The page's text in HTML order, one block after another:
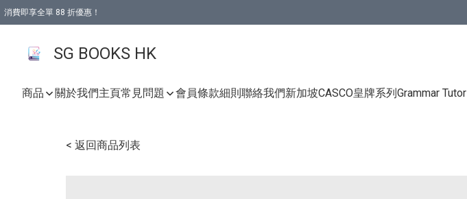
消費即享全單 88 折優惠！
SG BOOKS HK
商品 關於我們主頁常見問題 會員條款細則聯絡我們新加坡CASCO皇牌系列Grammar Tutor
< 返回商品列表